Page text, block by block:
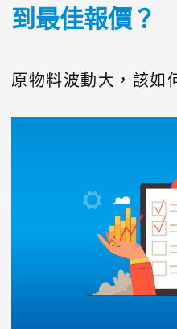
到最佳報價？
原物料波動大，該如